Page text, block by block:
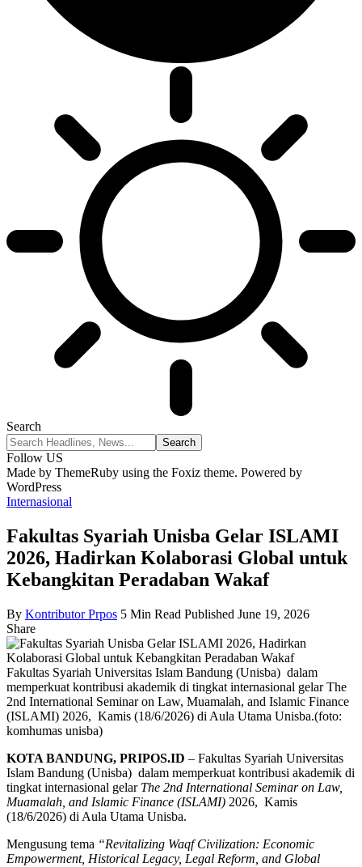
Search
Follow US
Made by ThemeRuby using the Foxiz theme. Powered by
WordPress
Internasional
Fakultas Syariah Unisba Gelar ISLAMI
2026, Hadirkan Kolaborasi Global untuk
Kebangkitan Peradaban Wakaf
By Kontributor Prpos 5 Min Read Published June 19, 2026
Share
Fakultas Syariah Universitas Islam Bandung (Unisba) dalam
memperkuat kontribusi akademik di tingkat internasional gelar The
2nd International Seminar on Law, Muamalah, and Islamic Finance
(ISLAMI) 2026, Kamis (18/6/2026) di Aula Utama Unisba.(foto:
komhumas unisba)
KOTA BANDUNG, PRIPOS.ID – Fakultas Syariah Universitas
Islam Bandung (Unisba) dalam memperkuat kontribusi akademik di
tingkat internasional gelar The 2nd International Seminar on Law,
Muamalah, and Islamic Finance (ISLAMI) 2026, Kamis
(18/6/2026) di Aula Utama Unisba.
Mengusung tema “Revitalizing Waqf Civilization: Economic
Empowerment, Historical Legacy, Legal Reform, and Global